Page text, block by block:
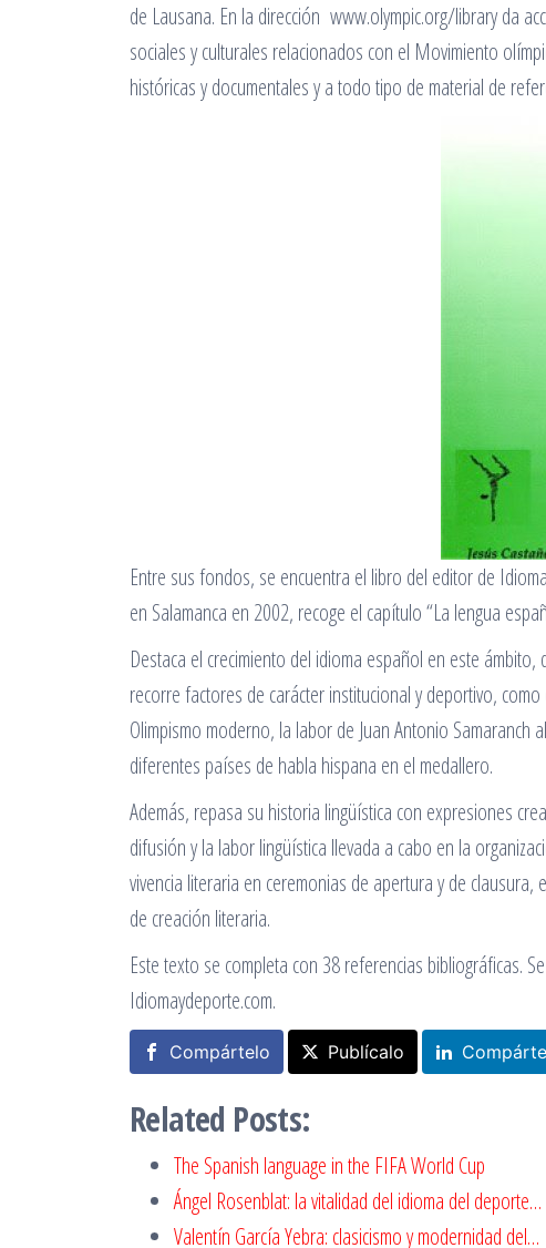
de Lausana. En la dirección www.olympic.org/library da
sociales y culturales relacionados con el Movimiento
históricas y documentales y a todo tipo de material de
Entre sus fondos, se encuentra el libro del editor de
en Salamanca en 2002, recoge el capítulo “La lengua
Destaca el crecimiento del idioma español en este
recorre factores de carácter institucional y deportivo,
Olimpismo moderno, la labor de Juan Antonio
diferentes países de habla hispana en el medallero.
Además, repasa su historia lingüística con expresiones
difusión y la labor lingüística llevada a cabo en la
vivencia literaria en ceremonias de apertura y de
de creación literaria.
Este texto se completa con 38 referencias bibliográficas.
Idiomaydeporte.com.
Compártelo Publícalo
Related Posts:
The Spanish language in the FIFA World Cup
Ángel Rosenblat: la vitalidad del idioma del deporte…
Valentín García Yebra: clasicismo y modernidad del…